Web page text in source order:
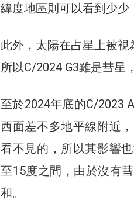
緯度地區則可以看到少少
此外，太陽在占星上被視
所以C/2024 G3雖是彗星
至於2024年底的C/2023
西面差不多地平線附近
看不見的，所以其影響
至15度之間，由於沒有
和。